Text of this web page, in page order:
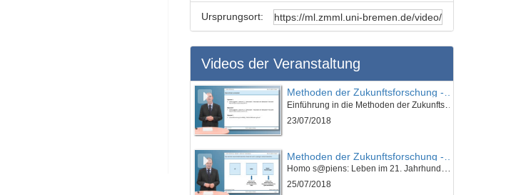
Ursprungsort:
Videos der Veranstaltung
23/07/2018
Homo s@piens: Leben im 21. Jahrhundert - Was bleibt vom Menschen? Wie sieht Ray Kurzweil unsere Zukunft? (I)
25/07/2018